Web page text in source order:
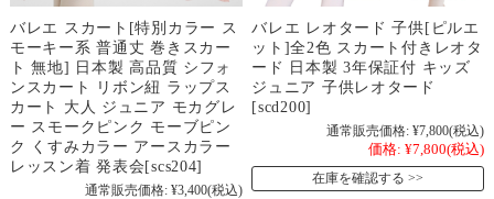
バレエ スカート[特別カラー ス
モーキー系 普通丈 巻きスカー
ト 無地] 日本製 高品質 シフォ
ンスカート リボン紐 ラップス
カート 大人 ジュニア モカグレ
ー スモークピンク モーブピン
ク くすみカラー アースカラー
レッスン着 発表会[scs204]
通常販売価格: ¥3,400(税込)
バレエ レオタード 子供[ピルエ
ット]全2色 スカート付きレオタ
ード 日本製 3年保証付 キッズ
ジュニア 子供レオタード
[scd200]
通常販売価格: ¥7,800(税込)
価格: ¥7,800(税込)
在庫を確認する